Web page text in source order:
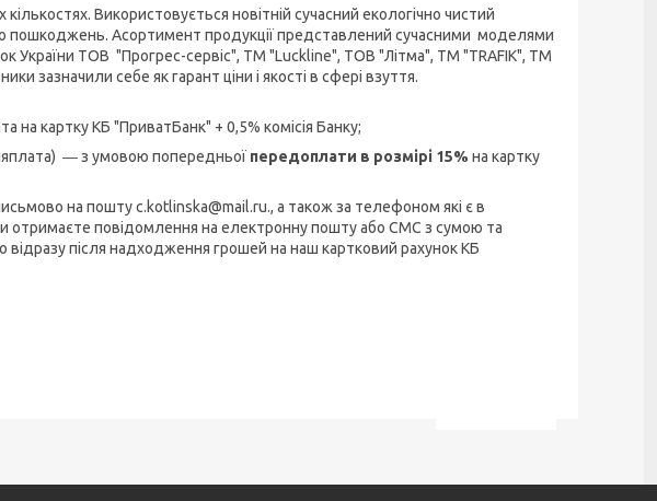
Використовується новітній сучасний екологічно чистий
пошкоджень. Асортимент продукції представлений сучасними моделями
України ТОВ "Прогрес-сервіс", ТМ "Luckline", ТОВ "Літма", ТМ "TRAFIK", ТМ
зазначили себе як гарант ціни і якості в сфері взуття.
на картку КБ "ПриватБанк" + 0,5% комісія Банку;
― з умовою попередньої передоплати в розмірі 15% на картку
на пошту c.kotlinska@mail.ru., а також за телефоном які є в
отримаєте повідомлення на електронну пошту або СМС з сумою та
після надходження грошей на наш картковий рахунок КБ